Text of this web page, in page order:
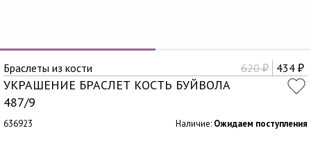
Браслеты из кости 620₽ 434 ₽
УКРАШЕНИЕ БРАСЛЕТ КОСТЬ БУЙВОЛА
487/9
636923 Наличие: Ожидаем поступления